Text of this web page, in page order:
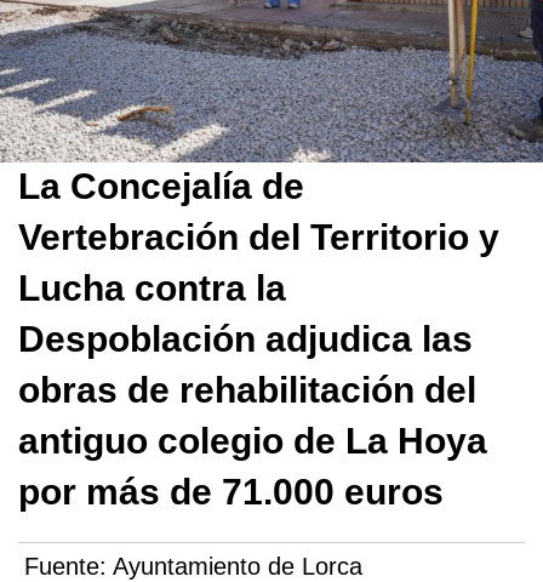
La Concejalía de
Vertebración del Territorio y
Lucha contra la
Despoblación adjudica las
obras de rehabilitación del
antiguo colegio de La Hoya
por más de 71.000 euros
Fuente: Ayuntamiento de Lorca